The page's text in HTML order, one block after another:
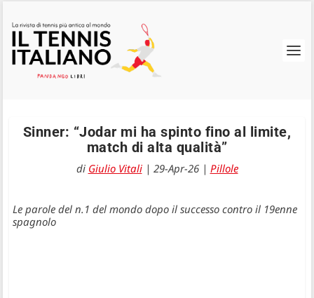
Sinner: “Jodar mi ha spinto fino al limite,
match di alta qualità”
di Giulio Vitali| 29-Apr-26| Pillole
Le parole del n.1 del mondo dopo il successo contro il 19enne
spagnolo